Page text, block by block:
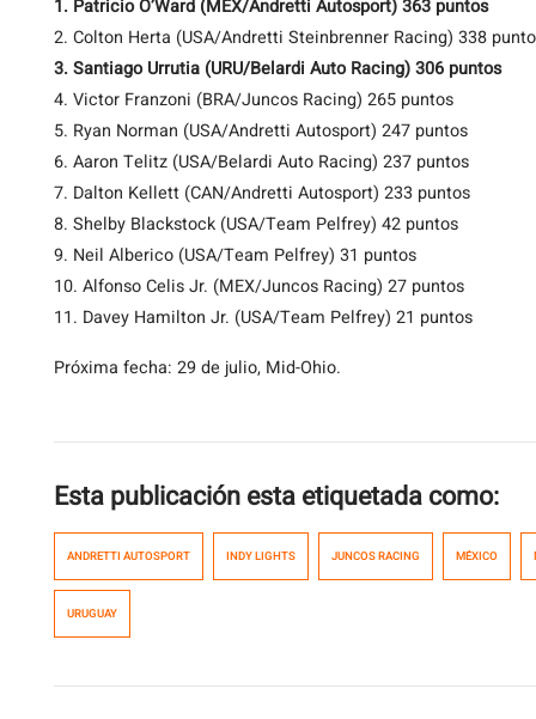
1. Patricio O’Ward (MEX/Andretti Autosport) 363 puntos
2. Colton Herta (USA/Andretti Steinbrenner Racing) 338
3. Santiago Urrutia (URU/Belardi Auto Racing) 306 puntos
4. Victor Franzoni (BRA/Juncos Racing) 265 puntos
5. Ryan Norman (USA/Andretti Autosport) 247 puntos
6. Aaron Telitz (USA/Belardi Auto Racing) 237 puntos
7. Dalton Kellett (CAN/Andretti Autosport) 233 puntos
8. Shelby Blackstock (USA/Team Pelfrey) 42 puntos
9. Neil Alberico (USA/Team Pelfrey) 31 puntos
10. Alfonso Celis Jr. (MEX/Juncos Racing) 27 puntos
11. Davey Hamilton Jr. (USA/Team Pelfrey) 21 puntos
Próxima fecha: 29 de julio, Mid-Ohio.
Esta publicación esta etiquetada como:
ANDRETTI AUTOSPORT INDY LIGHTS JUNCOS RACING MÉXICO
URUGUAY